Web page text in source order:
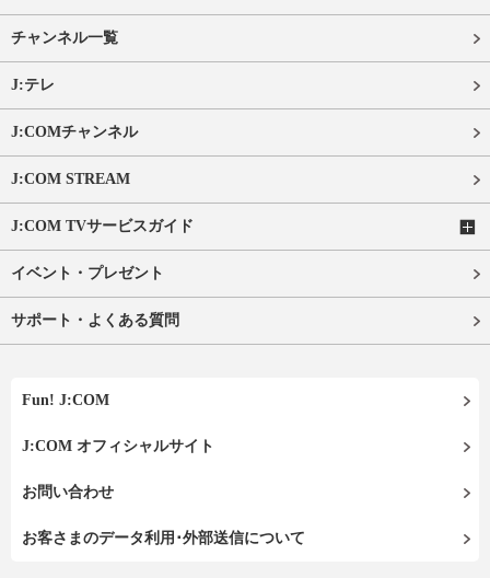
チャンネル一覧
J:テレ
J:COMチャンネル
J:COM STREAM
J:COM TVサービスガイド
イベント・プレゼント
サポート・よくある質問
Fun! J:COM
J:COM オフィシャルサイト
お問い合わせ
お客さまのデータ利用･外部送信について